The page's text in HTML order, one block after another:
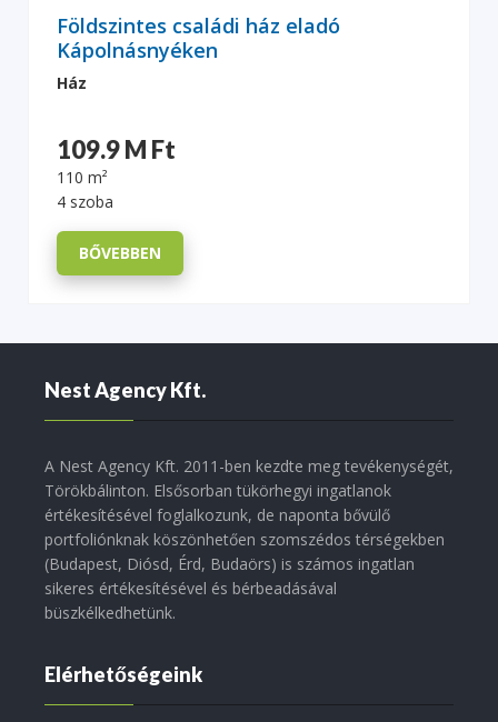
Földszintes családi ház eladó
Kápolnásnyéken
Ház
109.9 M Ft
110 m²
4 szoba
BŐVEBBEN
Nest Agency Kft.
A Nest Agency Kft. 2011-ben kezdte meg tevékenységét,
Törökbálinton. Elsősorban tükörhegyi ingatlanok
értékesítésével foglalkozunk, de naponta bővülő
portfoliónknak köszönhetően szomszédos térségekben
(Budapest, Diósd, Érd, Budaörs) is számos ingatlan
sikeres értékesítésével és bérbeadásával
büszkélkedhetünk.
Elérhetőségeink